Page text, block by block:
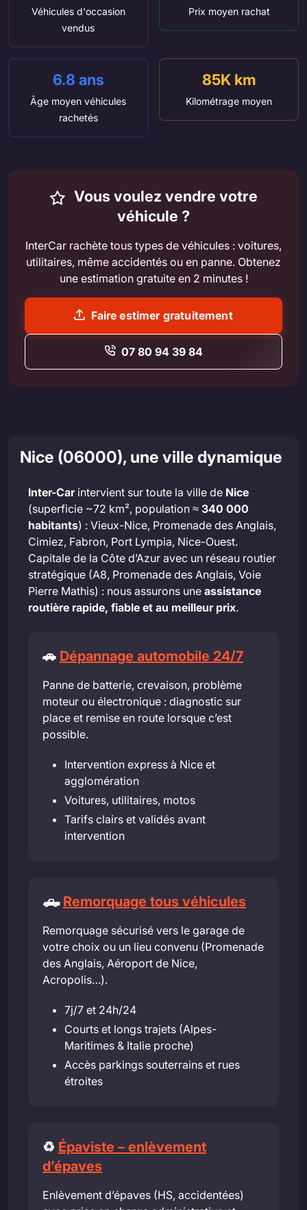
Véhicules d'occasion
vendus
Prix moyen rachat
6.8 ans
Âge moyen véhicules
rachetés
85K km
Kilométrage moyen
Vous voulez vendre votre
véhicule ?
InterCar rachète tous types de véhicules : voitures,
utilitaires, même accidentés ou en panne. Obtenez
une estimation gratuite en 2 minutes !
Faire estimer gratuitement
07 80 94 39 84
Nice (06000), une ville dynamique
Inter-Carintervient sur toute la ville de Nice
(superficie ~72 km², population ≈ 340 000
habitants) : Vieux-Nice, Promenade des Anglais,
Cimiez, Fabron, Port Lympia, Nice-Ouest.
Capitale de la Côte d’Azur avec un réseau routier
stratégique (A8, Promenade des Anglais, Voie
Pierre Mathis) : nous assurons une assistance
routière rapide, fiable et au meilleur prix.
🚗 Dépannage automobile 24/7
Panne de batterie, crevaison, problème
moteur ou électronique : diagnostic sur
place et remise en route lorsque c’est
possible.
Intervention express à Nice et
agglomération
Voitures, utilitaires, motos
Tarifs clairs et validés avant
intervention
🛻 Remorquage tous véhicules
Remorquage sécurisé vers le garage de
votre choix ou un lieu convenu (Promenade
des Anglais, Aéroport de Nice,
Acropolis…).
7j/7 et 24h/24
Courts et longs trajets (Alpes-
Maritimes & Italie proche)
Accès parkings souterrains et rues
étroites
♻️ Épaviste – enlèvement
d’épaves
Enlèvement d’épaves (HS, accidentées)